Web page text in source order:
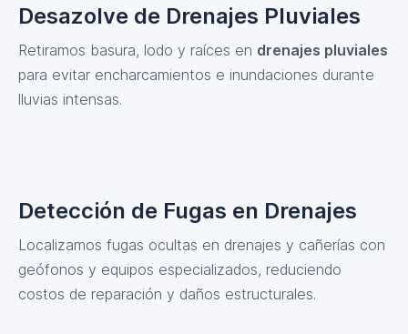
Desazolve de Drenajes Pluviales
Retiramos basura, lodo y raíces en drenajes pluviales
para evitar encharcamientos e inundaciones durante
lluvias intensas.
Detección de Fugas en Drenajes
Localizamos fugas ocultas en drenajes y cañerías con
geófonos y equipos especializados, reduciendo
costos de reparación y daños estructurales.